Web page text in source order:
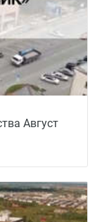
Август